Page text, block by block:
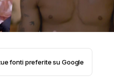
fonti preferite su Google